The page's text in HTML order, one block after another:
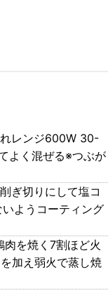
レンジ600W 30-
よく混ぜる※つぶが
ぎ切りにして塩コ
ようコーティング
を焼く7割ほど火
加え弱火で蒸し焼